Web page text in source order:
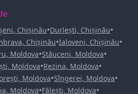
Chișinău•Durlești, Chișinău•
Chișinău•Ialoveni, Chișinău•
Moldova•Stăuceni, Moldova•
Moldova•Rezina, Moldova•
Moldova•Sîngerei, Moldova•
Moldova•Fălești, Moldova•